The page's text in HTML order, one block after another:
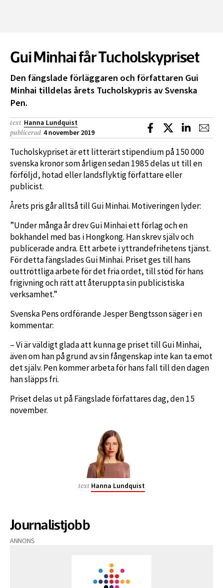
Gui Minhai får Tucholskypriset
Den fängslade förläggaren och författaren Gui
Minhai tilldelas årets Tucholskypris av Svenska
Pen.
text Hanna Lundquist
publicerad 4 november 2019
Dela på Facebook
Dela på XDela på
Tucholskypriset är ett litterärt stipendium på 150 000
svenska kronor som årligen sedan 1985 delas ut till en
förföljd, hotad eller landsflyktig författare eller
publicist.
Årets pris går alltså till Gui Minhai. Motiveringen lyder:
”Under många år drev Gui Minhai ett förlag och en
bokhandel med bas i Hongkong. Han skrev själv och
publicerade andra. Ett arbete i yttrandefrihetens tjänst.
För detta fängslades Gui Minhai. Priset ges till hans
outtröttliga arbete för det fria ordet, till stöd för hans
frigivning och rätt att återuppta sin publicistiska
verksamhet.”
Svenska Pens ordförande Jesper Bengtsson säger i en
kommentar:
– Vi är väldigt glada att kunna ge priset till Gui Minhai,
även om han på grund av sin fångenskap inte kan ta emot
det själv. Pen kommer arbeta för hans fall till den dagen
han släpps fri.
Priset delas ut på Fängslade författares dag, den 15
november.
text Hanna Lundquist
Journalistjobb
ANNONS